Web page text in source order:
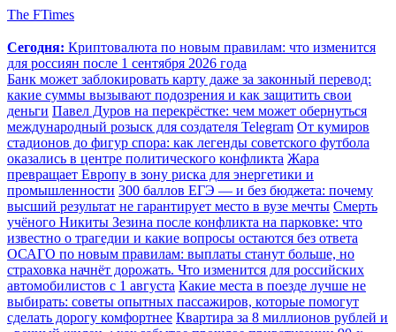
The FTimes
Сегодня: Криптовалюта по новым правилам: что изменится
для россиян после 1 сентября 2026 года
Банк может заблокировать карту даже за законный перевод:
какие суммы вызывают подозрения и как защитить свои
деньги Павел Дуров на перекрёстке: чем может обернуться
международный розыск для создателя Telegram От кумиров
стадионов до фигур спора: как легенды советского футбола
оказались в центре политического конфликта Жара
превращает Европу в зону риска для энергетики и
промышленности 300 баллов ЕГЭ — и без бюджета: почему
высший результат не гарантирует место в вузе мечты Смерть
учёного Никиты Зезина после конфликта на парковке: что
известно о трагедии и какие вопросы остаются без ответа
ОСАГО по новым правилам: выплаты станут больше, но
страховка начнёт дорожать. Что изменится для российских
автомобилистов с 1 августа Какие места в поезде лучше не
выбирать: советы опытных пассажиров, которые помогут
сделать дорогу комфортнее Квартира за 8 миллионов рублей и